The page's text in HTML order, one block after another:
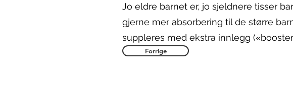
Jo eldre barnet er, jo sjeldnere tisser
gjerne mer absorbering til de større
suppleres med ekstra innlegg
Forrige